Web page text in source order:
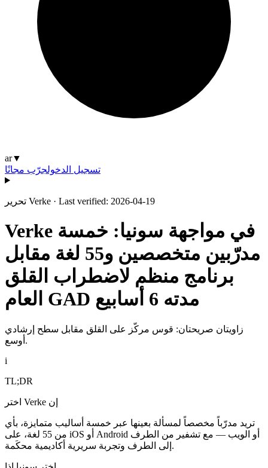
ar▼
تسجيل الدخولجرّب مجانًا
تحرير Verke · Last verified: 2026-04-19
Verke في مواجهة سونيا: خمسة
مدرّبين متخصصين و55 لغة مقابل
برنامج منظم لاضطراب القلق
العام GAD مدته 6 أسابيع
زاويتان صريحتان: قوس مركّز على القلق مقابل سطح إرشادي
أوسع.
i
TL;DR
اختر Verke إن
تريد مدرّباً مخصصاً لمسألة بعينها عبر خمسة أساليب متمايزة، بأي
من 55 لغة، على iOS أو Android أو الويب — مع تشفير من الطرف
إلى الطرف وتجربة سريرية أكاديمية محكَمة.